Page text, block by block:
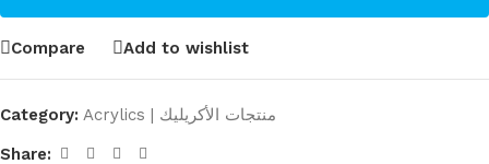
Compare Add to wishlist
Category:
Acrylics | منتجات الأكريليك
Share: